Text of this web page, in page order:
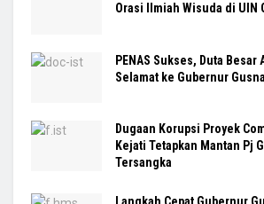
Orasi Ilmiah Wisuda di UIN
PENAS Sukses, Duta Besar
Selamat ke Gubernur
Dugaan Korupsi Proyek
Kejati Tetapkan Mantan Pj
Tersangka
Langkah Cepat Gubernur